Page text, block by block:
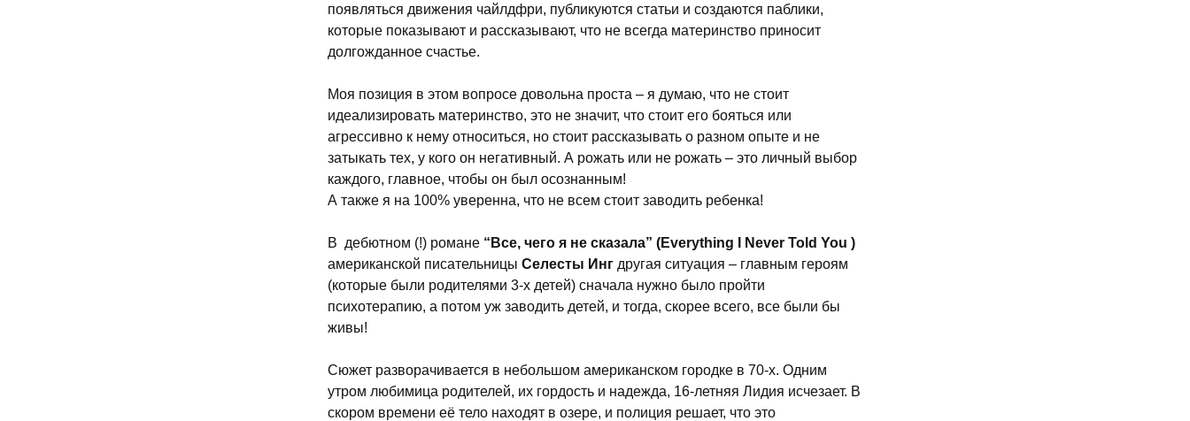
появляться движения чайлдфри, публикуются статьи и создаются паблики,
которые показывают и рассказывают, что не всегда материнство приносит
долгожданное счастье.
Моя позиция в этом вопросе довольна проста – я думаю, что не стоит
идеализировать материнство, это не значит, что стоит его бояться или
агрессивно к нему относиться, но стоит рассказывать о разном опыте и не
затыкать тех, у кого он негативный. А рожать или не рожать – это личный выбор
каждого, главное, чтобы он был осознанным!
А также я на 100% уверенна, что не всем стоит заводить ребенка!
В дебютном (!) романе “Все, чего я не сказала” (Everything I Never Told You )
американской писательницы Селесты Инг другая ситуация – главным героям
(которые были родителями 3-х детей) сначала нужно было пройти
психотерапию, а потом уж заводить детей, и тогда, скорее всего, все были бы
живы!
Сюжет разворачивается в небольшом американском городке в 70-х. Одним
утром любимица родителей, их гордость и надежда, 16-летняя Лидия исчезает. В
скором времени её тело находят в озере, и полиция решает, что это